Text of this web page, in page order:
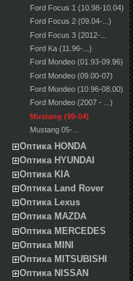
Ford Focus 1 (10.98-10.04)
Ford Focus 2 (09.04-...)
Ford Focus 3 (2012-...
Ford Ka (11.96-...)
Ford Mondeo (01.93-09.96)
Ford Mondeo (09.00-07)
Ford Mondeo (10.96-08.00)
Ford Mondeo (2007 - ...)
Mustang (99-04)
Mustang 05-...
Оптика HONDA
Оптика HYUNDAI
Оптика KIA
Оптика Land Rover
Оптика Lexus
Оптика MAZDA
Оптика MERCEDES
Оптика MINI
Оптика MITSUBISHI
Оптика NISSAN